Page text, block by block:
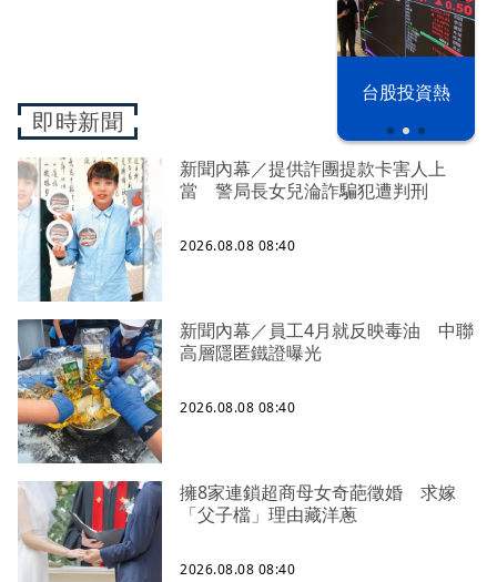
台股投資熱
即時新聞
新聞內幕／提供詐團提款卡害人上
當 警局長女兒淪詐騙犯遭判刑
2026.08.08 08:40
新聞內幕／員工4月就反映毒油 中聯
高層隱匿鐵證曝光
2026.08.08 08:40
擁8家連鎖超商母女奇葩徵婚 求嫁
「父子檔」理由藏洋蔥
2026.08.08 08:40